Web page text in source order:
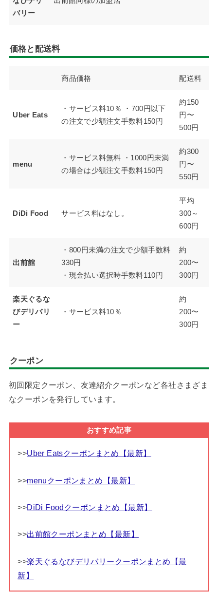
バリー
価格と配送料
商品価格 配送料
Uber Eats
・サービス料10％ ・700円以下
の注文で少額注文手数料150円
約150
円〜
500円
menu
・サービス料無料 ・1000円未満
の場合は少額注文手数料150円
約300
円〜
550円
DiDi Food サービス料はなし。
平均
300～
600円
出前館
・800円未満の注文で少額手数料
330円
・現金払い選択時手数料110円
約
200〜
300円
楽天ぐるな
びデリバリ
ー
・サービス料10％
約
200〜
300円
クーポン
初回限定クーポン、友達紹介クーポンなど各社さまざま
なクーポンを発行しています。
おすすめ記事
>>Uber Eatsクーポンまとめ【最新】
>>menuクーポンまとめ【最新】
>>DiDi Foodクーポンまとめ【最新】
>>出前館クーポンまとめ【最新】
>>楽天ぐるなびデリバリークーポンまとめ【最
新】